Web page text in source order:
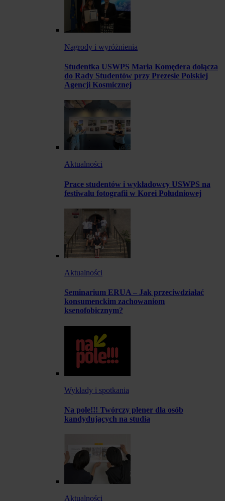
Nagrody i wyróżnienia
Studentka USWPS Maria Komędera dołącza
do Rady Studentów przy Prezesie Polskiej
Agencji Kosmicznej
Aktualności
Prace studentów i wykładowcy USWPS na
festiwalu fotografii w Korei Południowej
Aktualności
Seminarium ERUA – Jak przeciwdziałać
konsumenckim zachowaniom
ksenofobicznym?
Wykłady i spotkania
Na pole!!! Twórczy plener dla osób
kandydujących na studia
Aktualności